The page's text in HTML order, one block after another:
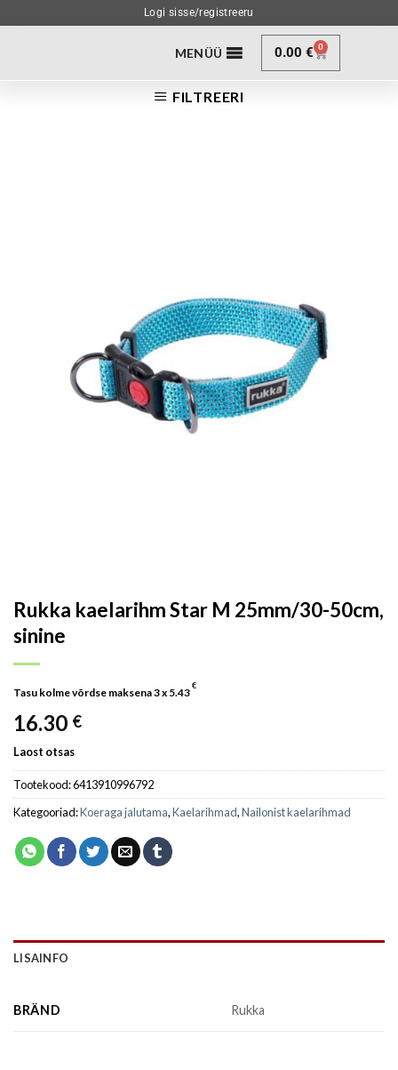
Logi sisse/registreeru
MENÜÜ 0.00€ 0
FILTREERI
Rukka kaelarihm Star M 25mm/30-50cm,
sinine
Tasu kolme võrdse maksena 3 x 5.43
€
16.30 €
Laost otsas
Tootekood:6413910996792
Kategooriad:Koeraga jalutama,Kaelarihmad,Nailonist kaelarihmad
LISAINFO
BRÄND Rukka